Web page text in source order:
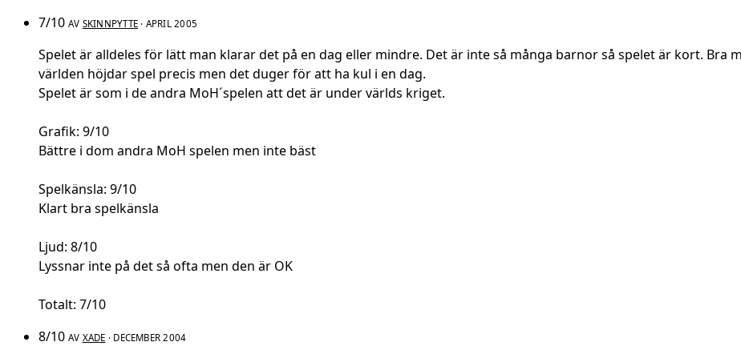
7/10 AV SKINNPYTTE · APRIL 2005
Spelet är alldeles för lätt man klarar det på en dag eller mindre. Det är inte så många barnor så spelet är kort. Bra
världen höjdar spel precis men det duger för att ha kul i en dag.
Spelet är som i de andra MoH´spelen att det är under världs kriget.
Grafik: 9/10
Bättre i dom andra MoH spelen men inte bäst
Spelkänsla: 9/10
Klart bra spelkänsla
Ljud: 8/10
Lyssnar inte på det så ofta men den är OK
Totalt: 7/10
8/10 AV XADE · DECEMBER 2004